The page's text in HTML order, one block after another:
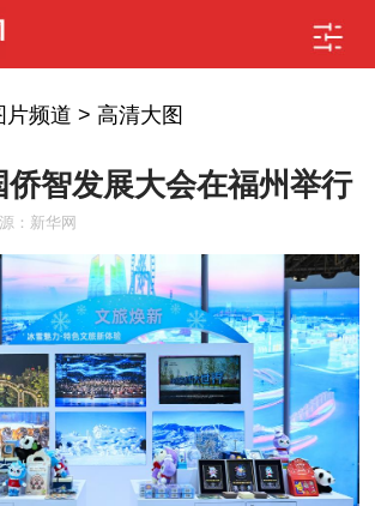
片频道 > 高清大图
智发展大会在福州举行
：新华网